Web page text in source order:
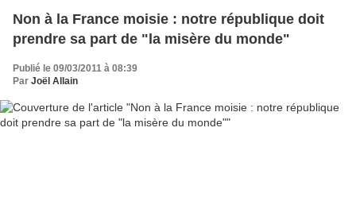
Non à la France moisie : notre république doit
prendre sa part de "la misère du monde"
Publié le 09/03/2011 à 08:39
Par Joël Allain